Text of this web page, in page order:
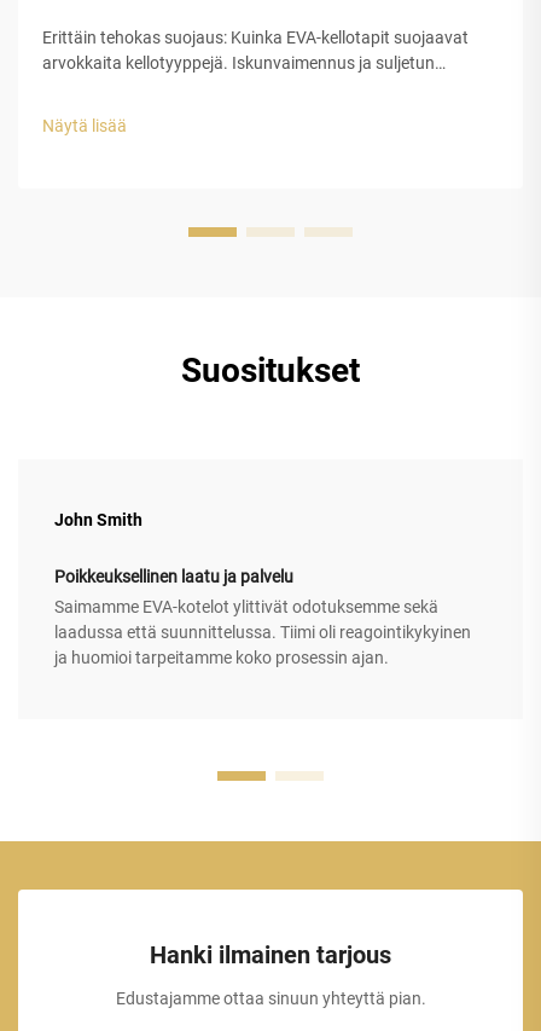
Erittäin tehokas suojaus: Kuinka EVA-kellotapit suojaavat
arvokkaita kellotyyppejä. Iskunvaimennus ja suljetun
erinomainen suojauskyky luksuskellojen tappeihin...
Näytä lisää
Suositukset
John Smith
Poikkeuksellinen laatu ja palvelu
Saimamme EVA-kotelot ylittivät odotuksemme sekä
laadussa että suunnittelussa. Tiimi oli reagointikykyinen
ja huomioi tarpeitamme koko prosessin ajan.
Hanki ilmainen tarjous
Edustajamme ottaa sinuun yhteyttä pian.